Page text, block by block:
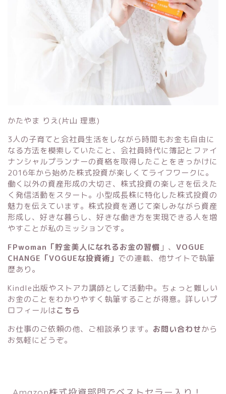
かたやま りえ(片山 理恵)
3人の子育てと会社員生活をしながら時間もお金も自由に
なる方法を模索していたこと、会社員時代に簿記とファイ
ナンシャルプランナーの資格を取得したことをきっかけに
2016年から始めた株式投資が楽しくてライフワークに。
働く以外の資産形成の大切さ、株式投資の楽しさを伝えた
く発信活動をスタート。小型成長株に特化した株式投資の
魅力を伝えています。株式投資を通じて楽しみながら資産
形成し、好きな暮らし、好きな働き方を実現できる人を増
やすことが私のミッションです。
FPwoman「貯金美人になれるお金の習慣 」 、 VOGUE
CHANGE「VOGUEな投資術」 での連載、他サイトで執筆
歴あり。
Kindle出版やストアカ講師として活動中。ちょっと難しい
お金のことをわかりやすく執筆することが得意。詳しいプ
ロフィールはこちら
お仕事のご依頼の他、ご相談承ります。 お問い合わせから
お気軽にどうぞ。
Amazon株式投資部門でベストセラー入り！